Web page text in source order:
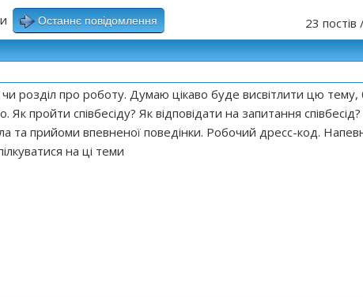
23
Останнє повідомлення
розділ про роботу. Думаю цікаво буде висвітлити цю тему,
пройти співбесіду? Як відповідати на запитання
та прийоми впевненої поведінки. Робочий дресс-код.
на ці теми